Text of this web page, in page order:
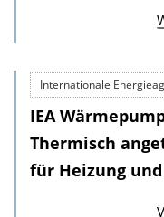
r
l
i
k
Internationale
IEA
Thermisch
für Heizung